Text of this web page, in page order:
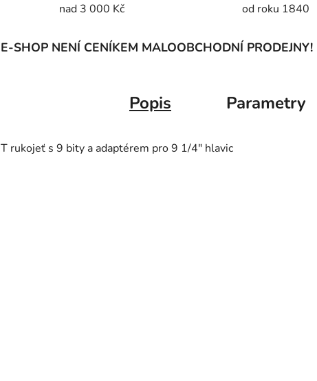
nad 3 000 Kč od roku 1840
E-SHOP NENÍ CENÍKEM MALOOBCHODNÍ PRODEJNY!
Popis Parametry
T rukojeť s 9 bity a adaptérem pro 9 1/4" hlavic